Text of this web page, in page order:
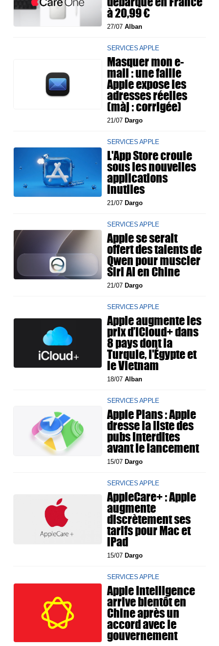
à 20,99 €
27/07Alban
SERVICES APPLE
Masquer mon e-
mail : une faille
Apple expose les
adresses réelles
(màj : corrigée)
21/07Dargo
SERVICES APPLE
L'App Store croule
sous les nouvelles
applications
inutiles
21/07Dargo
SERVICES APPLE
Apple se serait
offert des talents de
Qwen pour muscler
Siri AI en Chine
21/07Dargo
SERVICES APPLE
Apple augmente les
prix d’iCloud+ dans
8 pays dont la
Turquie, l'Égypte et
le Vietnam
18/07Alban
SERVICES APPLE
Apple Plans : Apple
dresse la liste des
pubs interdites
avant le lancement
15/07Dargo
SERVICES APPLE
AppleCare+ : Apple
augmente
discrètement ses
tarifs pour Mac et
iPad
15/07Dargo
SERVICES APPLE
Apple Intelligence
arrive bientôt en
Chine après un
accord avec le
gouvernement